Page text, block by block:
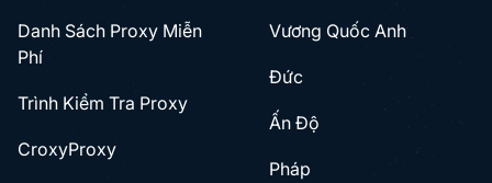
Danh Sách Proxy Miễn
Phí
Trình Kiểm Tra Proxy
CroxyProxy
Vương Quốc Anh
Đức
Ấn Độ
Pháp